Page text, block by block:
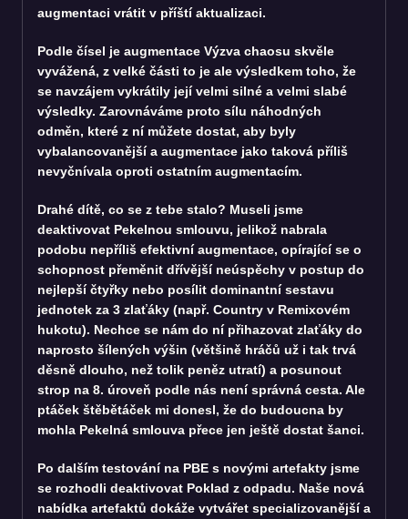
augmentaci vrátit v příští aktualizaci.
Podle čísel je augmentace Výzva chaosu skvěle
vyvážená, z velké části to je ale výsledkem toho, že
se navzájem vykrátily její velmi silné a velmi slabé
výsledky. Zarovnáváme proto sílu náhodných
odměn, které z ní můžete dostat, aby byly
vybalancovanější a augmentace jako taková příliš
nevyčnívala oproti ostatním augmentacím.
Drahé dítě, co se z tebe stalo? Museli jsme
deaktivovat Pekelnou smlouvu, jelikož nabrala
podobu nepříliš efektivní augmentace, opírající se o
schopnost přeměnit dřívější neúspěchy v postup do
nejlepší čtyřky nebo posílit dominantní sestavu
jednotek za 3 zlaťáky (např. Country v Remixovém
hukotu). Nechce se nám do ní přihazovat zlaťáky do
naprosto šílených výšin (většině hráčů už i tak trvá
děsně dlouho, než tolik peněz utratí) a posunout
strop na 8. úroveň podle nás není správná cesta. Ale
ptáček štěbětáček mi donesl, že do budoucna by
mohla Pekelná smlouva přece jen ještě dostat šanci.
Po dalším testování na PBE s novými artefakty jsme
se rozhodli deaktivovat Poklad z odpadu. Naše nová
nabídka artefaktů dokáže vytvářet specializovanější a